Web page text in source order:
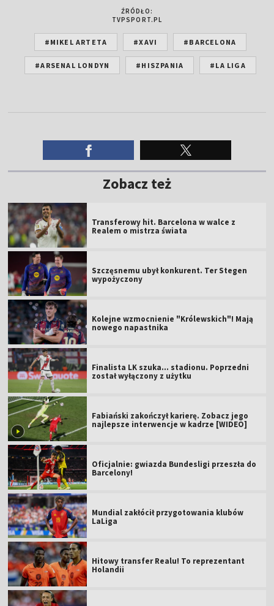
ŹRÓDŁO:
TVPSPORT.PL
#MIKEL ARTETA #XAVI #BARCELONA
#ARSENAL LONDYN #HISZPANIA #LA LIGA
Zobacz też
Transferowy hit. Barcelona w walce z
Realem o mistrza świata
Szczęsnemu ubył konkurent. Ter Stegen
wypożyczony
Kolejne wzmocnienie "Królewskich"! Mają
nowego napastnika
Finalista LK szuka... stadionu. Poprzedni
został wyłączony z użytku
Fabiański zakończył karierę. Zobacz jego
najlepsze interwencje w kadrze [WIDEO]
Oficjalnie: gwiazda Bundesligi przeszła do
Barcelony!
Mundial zakłócił przygotowania klubów
LaLiga
Hitowy transfer Realu! To reprezentant
Holandii